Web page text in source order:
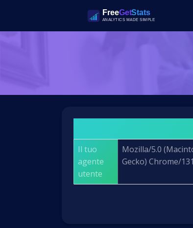
Il tuo
agente
utente
Mozilla/5.0
Gecko) Chrome/